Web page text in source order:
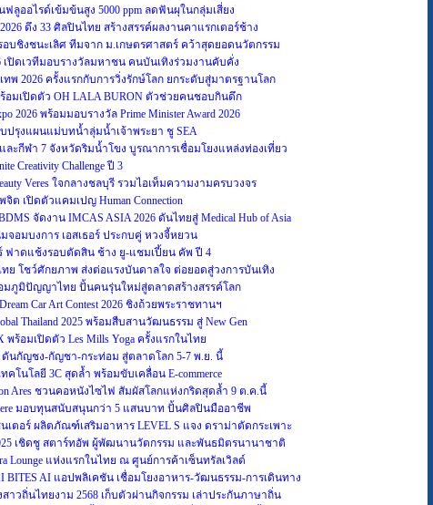
ออไรด์เข้มข้นสูง 5000 ppm ลดฟันผุในกลุ่มเสี่ยง
ดึง 33 ศิลปินไทย สร้างสรรค์ผลงานคาแรกเตอร์ช้าง
อบชิงชนะเลิศ ทีมจาก ม.เกษตรศาสตร์ คว้าสุดยอดนวัตกรรม
เปิดเวทีมอบรางวัลมหาชน คนบันเทิงร่วมงานคับคั่ง
พ 2026 ครั้งแรกกับการวิ่งรักษ์โลก ยกระดับสู่มาตรฐานโลก
อมเปิดตัว OH LALA BURON ตัวช่วยคนชอบกินดึก
2026 พร้อมมอบรางวัล Prime Minister Award 2026
ปรุงแผนแม่บทน้ำลุ่มน้ำเจ้าพระยา ชู SEA
ะกีฬา 7 จังหวัดริมน้ำโขง บูรณาการเชื่อมโยงแหล่งท่องเที่ยว
Creativity Challenge ปี 3
Veres ใจกลางชลบุรี รวมไอเท็มความงามครบวงจร
ต เปิดตัวแคมเปญ Human Connection
จัดงาน IMCAS ASIA 2026 ดันไทยสู่ Medical Hub of Asia
อมบงการ เอสเธอร์ ประกบคู่ หวงจี้หยวน
ฟาดแช้งรอบตัดสิน ช้าง ยู-แชมเปี้ยน คัพ ปี 4
ย โชว์ศักยภาพ ส่งต่อแรงบันดาลใจ ต่อยอดสู่วงการบันเทิง
อมภูมิปัญญาไทย ปั้นคนรุ่นใหม่สู่ตลาดสร้างสรรค์โลก
Car Art Contest 2026 ชิงถ้วยพระราชทานฯ
Thailand 2025 พร้อมสืบสานวัฒนธรรม สู่ New Gen
พร้อมเปิดตัว Les Mills Yoga ครั้งแรกในไทย
ดันกัญชง-กัญชา-กระท่อม สู่ตลาดโลก 5-7 พ.ย. นี้
ทคโนโลยี 3C สุดล้ำ พร้อมขับเคลื่อน E-commerce
Ares ชวนคอหนังไซไฟ สัมผัสโลกแห่งกริดสุดล้ำ 9 ต.ค.นี้
มอบทุนสนับสนุนกว่า 5 แสนบาท ปั้นศิลปินมืออาชีพ
เตอร์ ผลิตภัณฑ์เสริมอาหาร LEVEL S แจง ดราม่าตัดกระเพาะ
เชิดชู สตาร์ทอัพ ผู้พัฒนานวัตกรรม และพันธมิตรนานาชาติ
Lounge แห่งแรกในไทย ณ ศูนย์การค้าเซ็นทรัลเวิลด์
AI แอปพลิเคชัน เชื่อมโยงอาหาร-วัฒนธรรม-การเดินทาง
วถิ่นไทยงาม 2568 เก็บตัวผ่านกิจกรรม เล่าประกันภาษาถิ่น